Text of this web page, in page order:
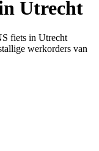
Utrecht
fiets in Utrecht
werkorders van